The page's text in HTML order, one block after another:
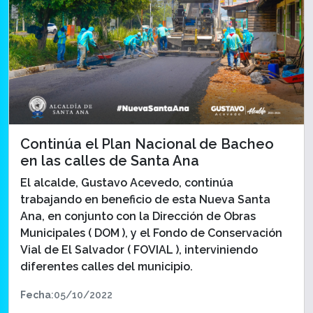
Continúa el Plan Nacional de Bacheo
en las calles de Santa Ana
El alcalde, Gustavo Acevedo, continúa
trabajando en beneficio de esta Nueva Santa
Ana, en conjunto con la Dirección de Obras
Municipales ( DOM ), y el Fondo de Conservación
Vial de El Salvador ( FOVIAL ), interviniendo
diferentes calles del municipio.
Fecha:05/10/2022